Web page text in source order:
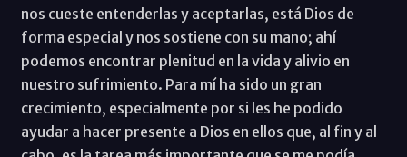
nos cueste entenderlas y aceptarlas, está Dios de
forma especial y nos sostiene con su mano; ahí
podemos encontrar plenitud en la vida y alivio en
nuestro sufrimiento. Para mí ha sido un gran
crecimiento, especialmente por si les he podido
ayudar a hacer presente a Dios en ellos que, al fin y al